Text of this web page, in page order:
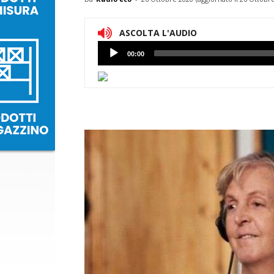
ASCOLTA L'AUDIO
Lettore
Audio
00:00